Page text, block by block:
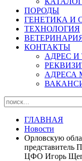
ПОРОДЫ
ГЕНЕТИКА И
ТЕХНОЛОГИЯ
КОНТАКТЫ
АДРЕС
АДРЕСА
ГЛАВНАЯ
Новости
Орловскую
представитель
ЦФО Игорь